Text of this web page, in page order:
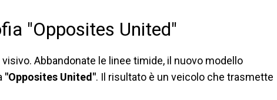
"Opposites United"
Abbandonate le linee timide, il nuovo modello
"Opposites United". Il risultato è un veicolo che trasmette